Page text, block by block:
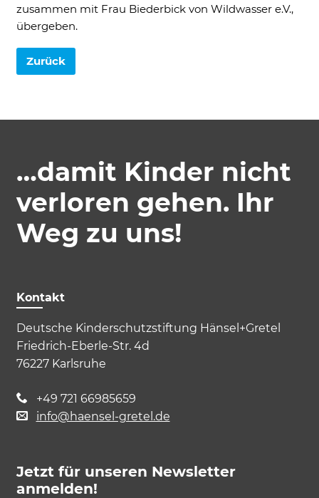
zusammen mit Frau Biederbick von Wildwasser e.V.,
übergeben.
Zurück
…damit Kinder nicht
verloren gehen. Ihr
Weg zu uns!
Kontakt
Deutsche Kinderschutzstiftung Hänsel+Gretel
Friedrich-Eberle-Str. 4d
76227 Karlsruhe
+49 721 66985659
info@haensel-gretel.de
Jetzt für unseren Newsletter
anmelden!
Cookie Informationen anzeigen
Impressum Datenschutz